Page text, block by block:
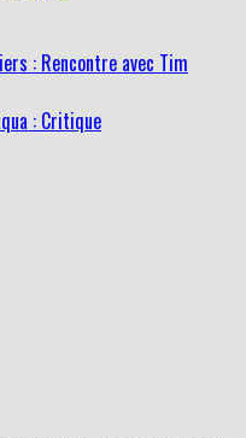
: Rencontre avec Tim
: Critique